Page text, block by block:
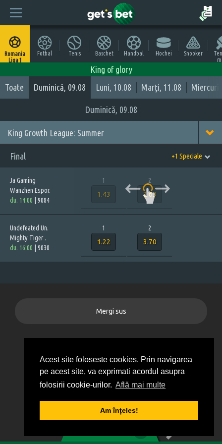
Acest site foloseste cookies. Prin navigarea
pe acest site, va exprimati acordul asupra
folosirii cookie-urilor. Află mai multe
Am înțeles!
Romania
Liga 1
Fotbal Tenis Baschet Handbal Hochei Snooker
King of glory
Toate
Duminică, 09.08 Luni, 10.08 Marţi, 11.08
Duminică, 09.08
King Growth League: Summer
Final +1 Speciale
Ja Gaming
Wanzhen Espor.
du. 14:00
9084
1
1.43
2
2.63
Undefeated Un.
Mighty Tiger .
du. 16:00
9030
1
1.22
2
3.70
Mergi sus
Contact
Agentii
Promoții